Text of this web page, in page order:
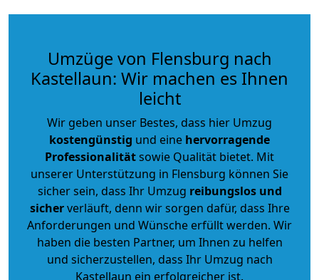
Umzüge von Flensburg nach
Kastellaun: Wir machen es Ihnen
leicht
Wir geben unser Bestes, dass hier Umzug
kostengünstig und eine hervorragende
Professionalitätsowie Qualität bietet. Mit
unserer Unterstützung in Flensburg können Sie
sicher sein, dass Ihr Umzug reibungslos und
sicherverläuft, denn wir sorgen dafür, dass Ihre
Anforderungen und Wünsche erfüllt werden. Wir
haben die besten Partner, um Ihnen zu helfen
und sicherzustellen, dass Ihr Umzug nach
Kastellaun ein erfolgreicher ist.